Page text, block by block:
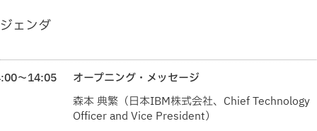
ェンダ
～14:05
オープニング・メッセージ
森本 典繁（日本IBM株式会社、Chief Technology
Officer and Vice President）